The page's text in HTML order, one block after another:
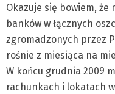
Okazuje się bowiem, że
banków w łącznych
zgromadzonych przez
rośnie z miesiąca na
W końcu grudnia 2009
rachunkach i lokatach